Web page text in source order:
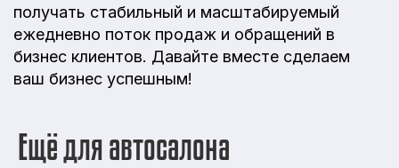
получать стабильный и масштабируемый
ежедневно поток продаж и обращений в
бизнес клиентов. Давайте вместе сделаем
ваш бизнес успешным!
Ещё для автосалона